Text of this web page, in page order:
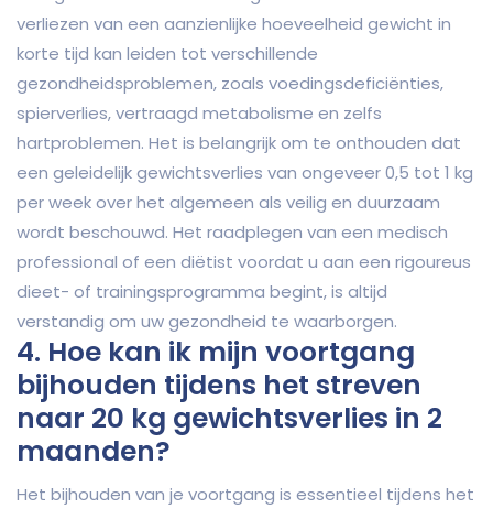
verliezen van een aanzienlijke hoeveelheid gewicht in
korte tijd kan leiden tot verschillende
gezondheidsproblemen, zoals voedingsdeficiënties,
spierverlies, vertraagd metabolisme en zelfs
hartproblemen. Het is belangrijk om te onthouden dat
een geleidelijk gewichtsverlies van ongeveer 0,5 tot 1 kg
per week over het algemeen als veilig en duurzaam
wordt beschouwd. Het raadplegen van een medisch
professional of een diëtist voordat u aan een rigoureus
dieet- of trainingsprogramma begint, is altijd
verstandig om uw gezondheid te waarborgen.
4. Hoe kan ik mijn voortgang
bijhouden tijdens het streven
naar 20 kg gewichtsverlies in 2
maanden?
Het bijhouden van je voortgang is essentieel tijdens het